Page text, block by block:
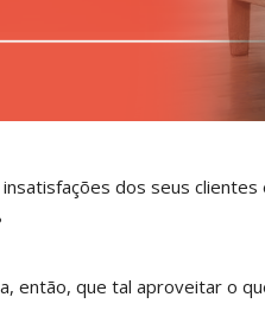
dos seus
então, que tal aproveitar o